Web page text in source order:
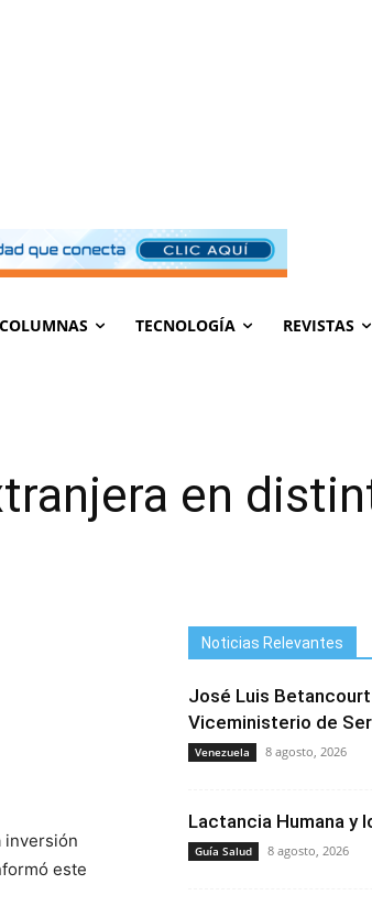
COLUMNAS TECNOLOGÍA REVISTAS
en
inversión
este
Noticias Relevantes
José Luis
Viceministerio de
Venezuela 8 agosto, 2026
Lactancia Humana y
Guía Salud 8 agosto, 2026